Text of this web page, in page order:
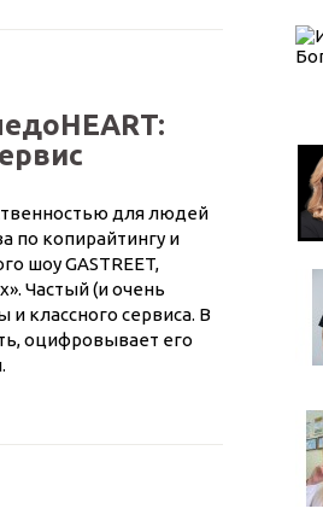
для людей
по копирайтингу и
шоу GASTREET,
Частый (и очень
классного сервиса. В
оцифровывает его